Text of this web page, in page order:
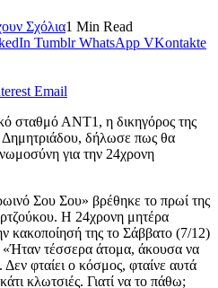
Σχόλια1 Min Read
Tumblr WhatsApp VKontakte
Email
σταθμό ΑΝΤ1, η δικηγόρος της
δήλωσε πως θα
για την 24χρονη
Σου Σου» βρέθηκε το πρωί της
Η 24χρονη μητέρα
κακοποίησή της το Σάββατο (7/12)
τέσσερα άτομα, άκουσα να
φταίει ο κόσμος, φταίνε αυτά
κλωτσιές. Γιατί να το πάθω;